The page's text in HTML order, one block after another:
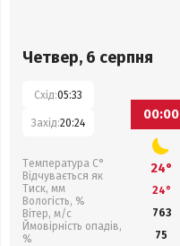
Четвер, 6 серпня
Схід:05:33
Захід:20:24
Температура С°
Відчувається як
Тиск, мм
Вологість, %
Вітер, м/с
Ймовірність опадів,
%
00:00
24°
24°
763
75